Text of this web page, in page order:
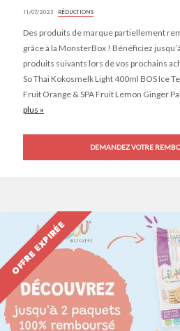
11/07/2023 · RÉDUCTIONS
Des produits de marque partiellement
grâce à la MonsterBox ! Bénéficiez
produits suivants lors de vos prochains
So Thai Kokosmelk Light 400ml BOS Ice
Fruit Orange & SPA Fruit Lemon Ginger
plus »
DEMANDEZ VOTRE
OFFRE EXPIRÉE